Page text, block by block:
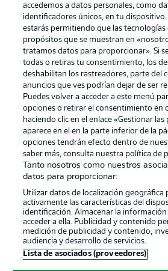
Publicidad
Gestionar las preferencias
Canales
Jugadores
Sello Editorial
© 2026 Bundesliga-
accedemos a datos personales, como
identificadores únicos, en tu dispositivo.
estarás permitiendo que las
propósitos que se muestran en
tratamos datos para proporcionar». Si
todas o retiras tu consentimiento, los
deshabilitan los rastreadores, parte del
anuncios que ves podrían dejar de ser
Puedes volver a acceder a este menú
opciones o retirar el consentimiento en
haciendo clic en el enlace «Gestionar
aparece en el en la parte inferior de la
opciones tendrán efecto dentro de
saber más, consulta nuestra política de
Tanto nosotros como nuestros
datos para proporcionar:
Utilizar datos de localización geográfica
activamente las características del
identificación. Almacenar la
acceder a ella. Publicidad y contenido
medición de publicidad y contenido,
audiencia y desarrollo de servicios.
Lista de asociados (proveedores)